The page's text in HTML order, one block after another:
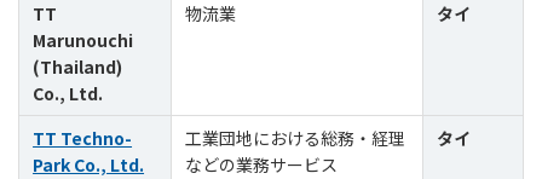
TT
Marunouchi
(Thailand)
Co., Ltd.
物流業 タイ
TT Techno-
Park Co., Ltd.
工業団地における総務・経理
などの業務サービス
タイ